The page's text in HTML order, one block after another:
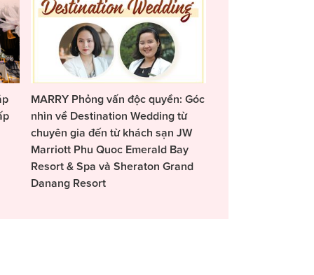
MARRY Phỏng vấn độc quyền: Góc
nhìn về Destination Wedding từ
chuyên gia đến từ khách sạn JW
Marriott Phu Quoc Emerald Bay
Resort & Spa và Sheraton Grand
Danang Resort